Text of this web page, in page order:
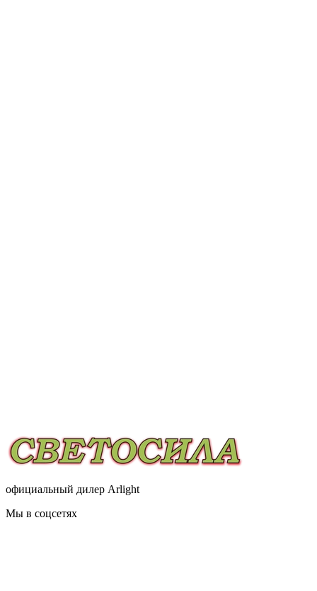
официальный дилер Arlight
Мы в соцсетях